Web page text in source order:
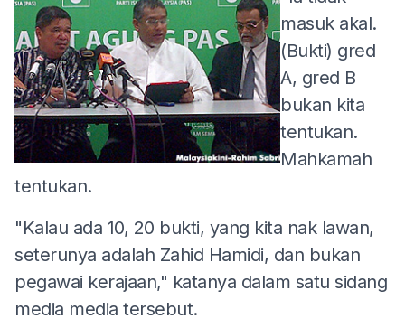
masuk akal.
(Bukti) gred
A, gred B
bukan kita
tentukan.
Mahkamah
tentukan.
"Kalau ada 10, 20 bukti, yang kita nak lawan,
seterunya adalah Zahid Hamidi, dan bukan
pegawai kerajaan," katanya dalam satu sidang
media media tersebut.